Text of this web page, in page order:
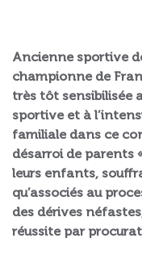
Ancienne sportive
championne de
très tôt sensibilisée
sportive et à
familiale dans ce
désarroi de parents
leurs enfants,
qu’associés au
des dérives
réussite par